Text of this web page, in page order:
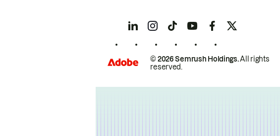
© 2026 Semrush Holdings.All rights
reserved.